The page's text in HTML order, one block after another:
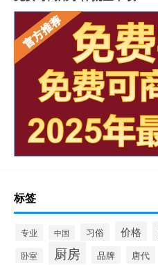
标签
专业 中国 习俗 价格
卧室 厨房 品牌 唐代